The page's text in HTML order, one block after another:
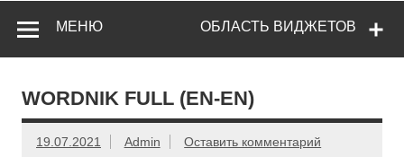
ОБЛАСТЬ ВИДЖЕТОВ
МЕНЮ
WORDNIK FULL (EN-EN)
19.07.2021 Admin Оставить комментарий